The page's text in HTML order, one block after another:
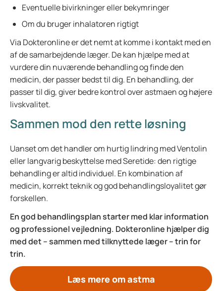
Eventuelle bivirkninger eller bekymringer
Om du bruger inhalatoren rigtigt
Via Dokteronline er det nemt at komme i kontakt med en
af de samarbejdende læger. De kan hjælpe med at
vurdere din nuværende behandling og finde den
medicin, der passer bedst til dig. En behandling, der
passer til dig, giver bedre kontrol over astmaen og højere
livskvalitet.
Sammen mod den rette løsning
Uanset om det handler om hurtig lindring med Ventolin
eller langvarig beskyttelse med Seretide: den rigtige
behandling er altid individuel. En kombination af
medicin, korrekt teknik og god behandlingsloyalitet gør
forskellen.
En god behandlingsplan starter med klar information
og professionel vejledning. Dokteronline hjælper dig
med det – sammen med tilknyttede læger – trin for
trin.
Læs mere om astma